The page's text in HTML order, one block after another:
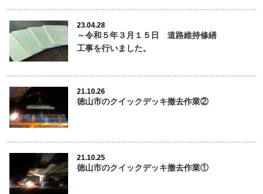
23.04.28
～令和５年３月１５日 道路維持修繕
工事を行いました。
21.10.26
徳山市のクイックデッキ撤去作業②
21.10.25
徳山市のクイックデッキ撤去作業①